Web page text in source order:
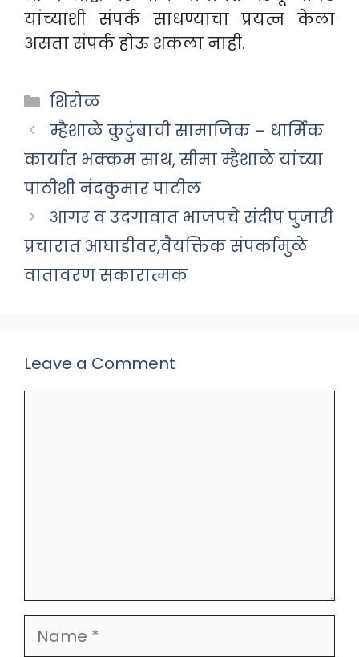
यांच्याशी संपर्क साधण्याचा प्रयत्न केला
असता संपर्क होऊ शकला नाही.
Categories
शिरोळ
म्हैशाळे कुटुंबाची सामाजिक – धार्मिक
कार्यात भक्कम साथ, सीमा म्हैशाळे यांच्या
पाठीशी नंदकुमार पाटील
आगर व उदगावात भाजपचे संदीप पुजारी
प्रचारात आघाडीवर,वैयक्तिक संपर्कामुळे
वातावरण सकारात्मक
Leave a Comment
Name